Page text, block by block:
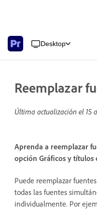
Desktop
Reemplazar
Última actualización el 15
Aprenda a reemplazar
opción Gráficos y títulos
Puede reemplazar
todas las fuentes
individualmente. Por